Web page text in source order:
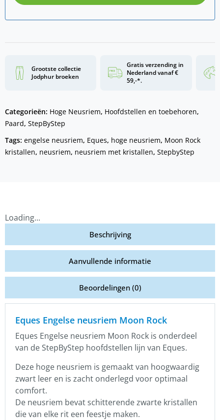
Grootste collectie
Jodphur broeken
Gratis verzending in
Nederland vanaf €
59,-*.
Categorieën: Hoge Neusriem, Hoofdstellen en toebehoren,
Paard, StepByStep
Tags: engelse neusriem, Eques, hoge neusriem, Moon Rock
kristallen, neusriem, neusriem met kristallen, StepbyStep
Loading...
Beschrijving
Aanvullende informatie
Beoordelingen (0)
Eques Engelse neusriem Moon Rock
Eques Engelse neusriem Moon Rock is onderdeel
van de StepByStep hoofdstellen lijn van Eques.
Deze hoge neusriem is gemaakt van hoogwaardig
zwart leer en is zacht onderlegd voor optimaal
comfort.
De neusriem bevat schitterende zwarte kristallen
die van elke rit een feestje maken.